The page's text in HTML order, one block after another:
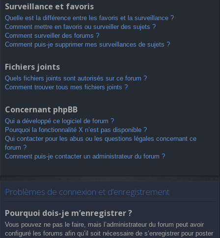
Surveillance et favoris
Quelle est la différence entre les favoris et la surveillance ?
Comment mettre en favoris ou surveiller des sujets ?
Comment surveiller des forums ?
Comment puis-je supprimer mes surveillances de sujets ?
Fichiers joints
Quels fichiers joints sont autorisés sur ce forum ?
Comment trouver tous mes fichiers joints ?
Concernant phpBB
Qui a développé ce logiciel de forum ?
Pourquoi la fonctionnalité X n’est pas disponible ?
Qui contacter pour les abus ou les questions légales concernant ce
forum ?
Comment puis-je contacter un administrateur du forum ?
Problèmes de connexion et d’enregistrement
Pourquoi dois-je m’enregistrer ?
Vous pouvez ne pas le faire, mais l’administrateur du forum peut avoir
configuré les forums afin qu’il soit nécessaire de s’enregistrer pour poster